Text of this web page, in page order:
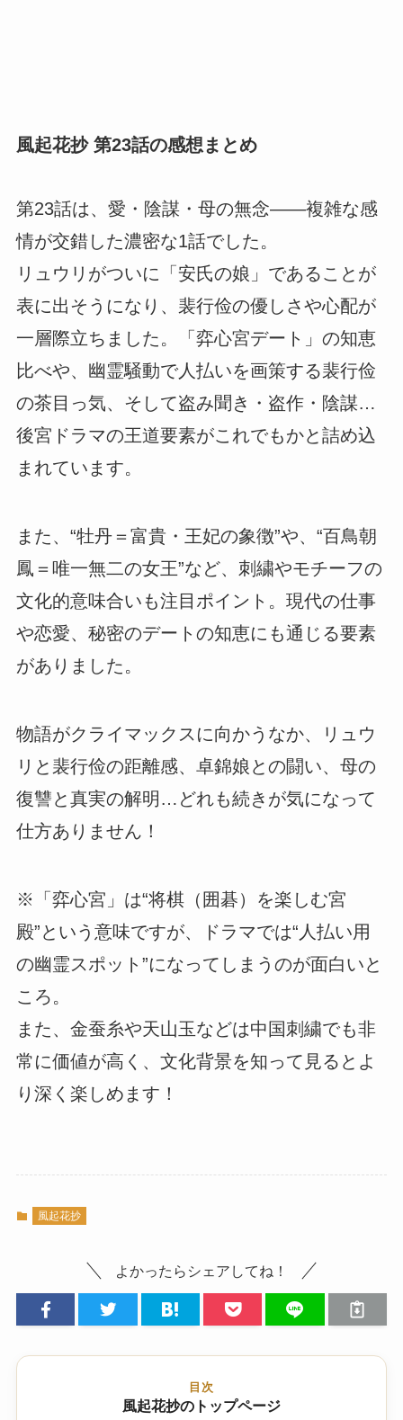
風起花抄 第23話の感想まとめ
第23話は、愛・陰謀・母の無念――複雑な感
情が交錯した濃密な1話でした。
リュウリがついに「安氏の娘」であることが
表に出そうになり、裴行俭の優しさや心配が
一層際立ちました。「弈心宮デート」の知恵
比べや、幽霊騒動で人払いを画策する裴行俭
の茶目っ気、そして盗み聞き・盗作・陰謀…
後宮ドラマの王道要素がこれでもかと詰め込
まれています。
また、“牡丹＝富貴・王妃の象徴”や、“百鳥朝
鳳＝唯一無二の女王”など、刺繍やモチーフの
文化的意味合いも注目ポイント。現代の仕事
や恋愛、秘密のデートの知恵にも通じる要素
がありました。
物語がクライマックスに向かうなか、リュウ
リと裴行俭の距離感、卓錦娘との闘い、母の
復讐と真実の解明…どれも続きが気になって
仕方ありません！
※「弈心宮」は“将棋（囲碁）を楽しむ宮
殿”という意味ですが、ドラマでは“人払い用
の幽霊スポット”になってしまうのが面白いと
ころ。
また、金蚕糸や天山玉などは中国刺繍でも非
常に価値が高く、文化背景を知って見るとよ
り深く楽しめます！
風起花抄
よかったらシェアしてね！
目次
風起花抄のトップページ